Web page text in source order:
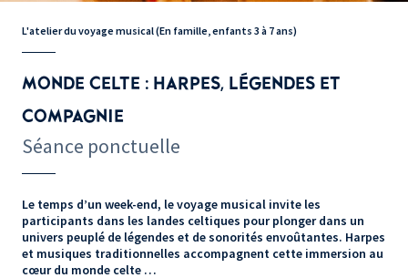
L'atelier du voyage musical (En famille, enfants 3 à 7 ans)
MONDE CELTE : HARPES, LÉGENDES ET
COMPAGNIE
Séance ponctuelle
Le temps d’un week-end, le voyage musical invite les
participants dans les landes celtiques pour plonger dans un
univers peuplé de légendes et de sonorités envoûtantes. Harpes
et musiques traditionnelles accompagnent cette immersion au
cœur du monde celte …